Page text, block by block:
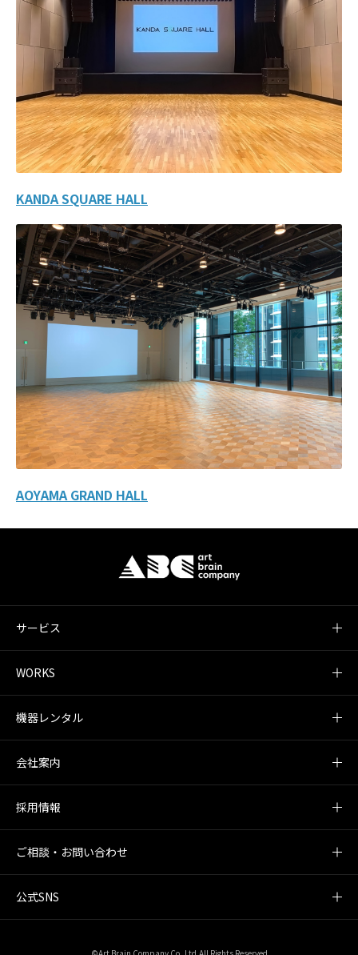
KANDA SQUARE HALL
AOYAMA GRAND HALL
サービス
WORKS
機器レンタル
会社案内
採用情報
ご相談・お問い合わせ
公式SNS